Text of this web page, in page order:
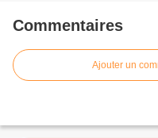
Commentaires
Ajouter un